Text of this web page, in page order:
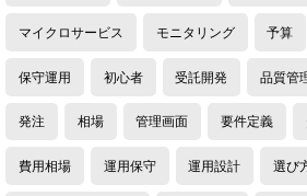
マイクロサービス モニタリング 予算
保守運用 初心者 受託開発 品質管
発注 相場 管理画面 要件定義
費用相場 運用保守 運用設計 選び